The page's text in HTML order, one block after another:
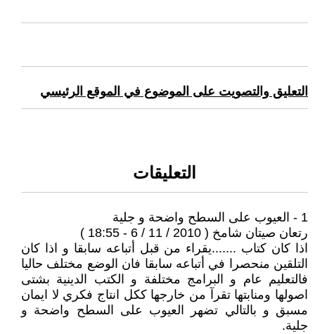
التعليق والتصويت على الموضوع في الموقع الرئيسي
التعليقات
1 - العيوب على السطح واضحة و جلية
رتعان صيتان شامخ ( 2010 / 11 / 6 - 18:55 )
اذا كان كتاب .......يقراء من قبل أتباعه سابقا و اذا كان
التلقين منحصرا في أتباعه سابقا فان الوضع مختلف حاليا
فالتعليم عام و البرامج مختلفة و الكتب الدينية بشتى
اصولها ومنابتها تقرآ من خارجها ككل انتاج فكري لا ايمان
مسبق و بالتالي تضهر العيوب على السطح واضحة و
جلية.